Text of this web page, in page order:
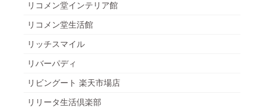
リコメン堂インテリア館
リコメン堂生活館
リッチスマイル
リバーパディ
リビングート 楽天市場店
リリータ生活倶楽部